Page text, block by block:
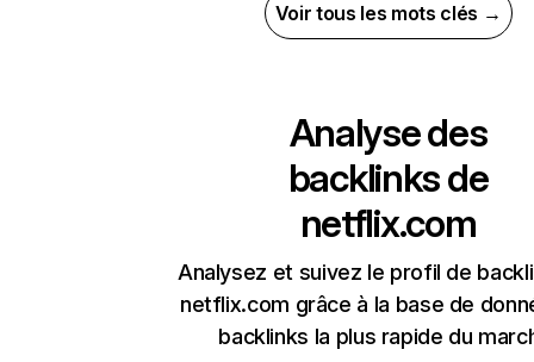
Voir tous les mots clés →
Analyse des
backlinks de
netflix.com
Analysez et suivez le profil de
netflix.com grâce à la base de
backlinks la plus rapide du